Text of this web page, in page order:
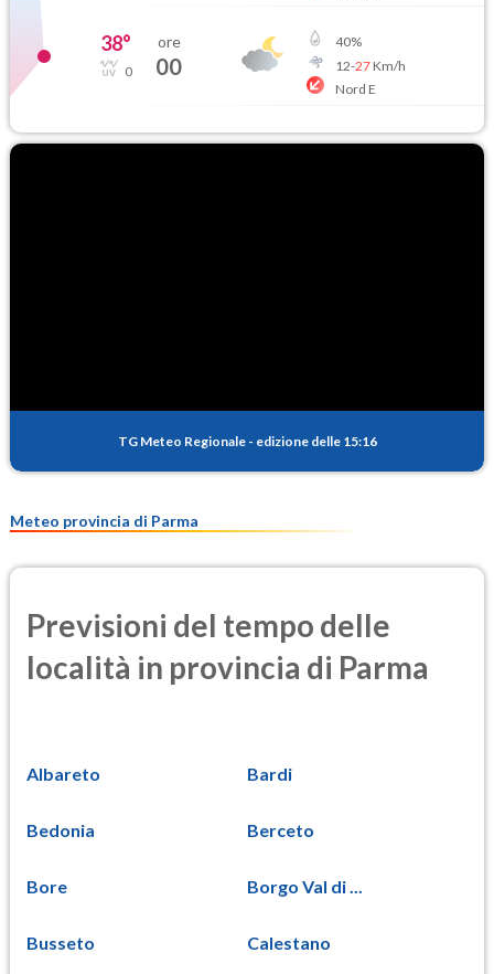
38°
0
ore
00
40%
12-27Km/h
Nord E
TG Meteo Regionale - edizione delle 15:16
Meteo provincia di Parma
Previsioni del tempo delle
località in provincia di Parma
Albareto Bardi
Bedonia Berceto
Bore Borgo Val di ...
Busseto Calestano